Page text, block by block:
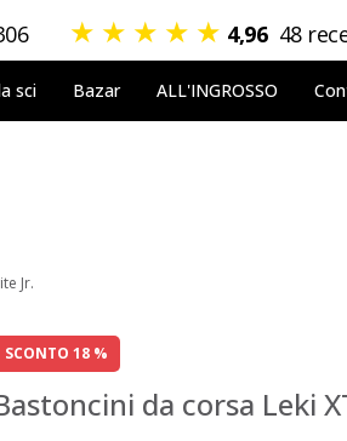
★ ★ ★ ★ ★ 4,96 48
sci Bazar ALL'INGROSSO
Jr.
SCONTO 18 %
da corsa Leki